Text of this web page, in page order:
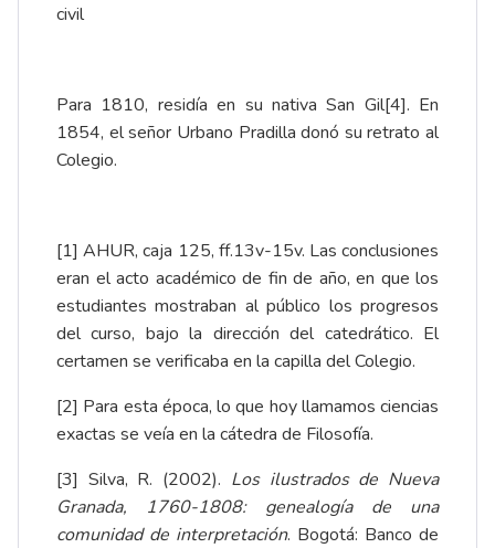
civil
Para 1810, residía en su nativa San Gil[4]. En
1854, el señor Urbano Pradilla donó su retrato al
Colegio.
[1] AHUR, caja 125, ff.13v-15v. Las conclusiones
eran el acto académico de fin de año, en que los
estudiantes mostraban al público los progresos
del curso, bajo la dirección del catedrático. El
certamen se verificaba en la capilla del Colegio.
[2] Para esta época, lo que hoy llamamos ciencias
exactas se veía en la cátedra de Filosofía.
[3] Silva, R. (2002). Los ilustrados de Nueva
Granada, 1760-1808: genealogía de una
comunidad de interpretación. Bogotá: Banco de